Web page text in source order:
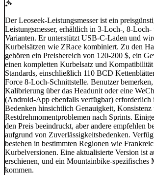
Der Leoseek-Leistungsmesser ist ein
Leistungsmesser, erhältlich in 3-Loch-, 8-Loch-
Varianten. Er unterstützt USB-C-Laden und
Kurbelsätzen wie ZRace kombiniert. Zu den
gehören ein Preisbereich von 120-200 $, ein
einen kompletten Kurbelsatz und
Standards, einschließlich 110 BCD
Force 8-Loch-Schnittstelle. Benutzer bemerken,
Kalibrierung über das Headunit oder eine
(Android-App ebenfalls verfügbar) erforderlich
Bedenken hinsichtlich Genauigkeit, Konsistenz
Restdrehmomentproblemen nach Sprints.
den Preis beeindruckt, aber andere empfehlen
aufgrund von Zuverlässigkeitsbedenken.
bestehen in bestimmten Regionen wie
Kurbelversionen. Eine aktualisierte Version ist
erschienen, und ein Mountainbike-spezifisches
kommen.